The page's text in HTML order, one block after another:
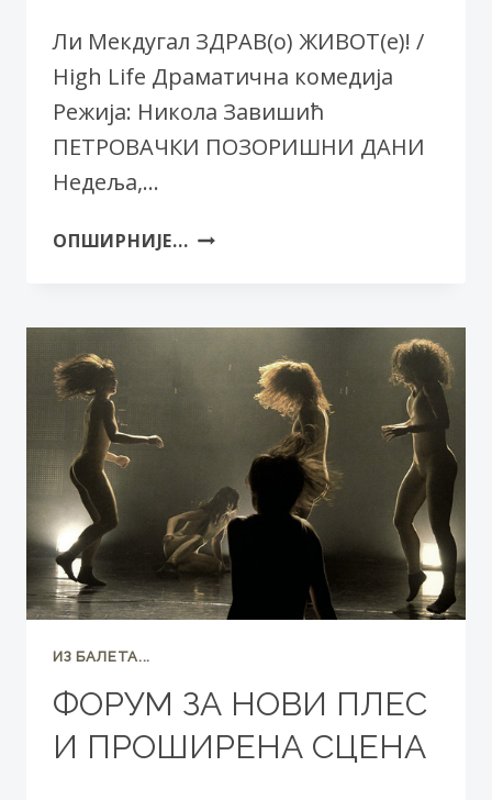
Ли Мекдугал ЗДРАВ(о) ЖИВОТ(е)! /
High Life Драматична комедија
Режија: Никола Завишић
ПЕТРОВАЧКИ ПОЗОРИШНИ ДАНИ
Недеља,…
ОПШИРНИЈЕ... СНП
ИЗ БАЛЕТА...
ФОРУМ ЗА НОВИ ПЛЕС
И ПРОШИРЕНА СЦЕНА